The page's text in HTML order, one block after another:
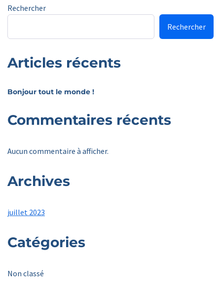
Rechercher
Rechercher
Articles récents
Bonjour tout le monde !
Commentaires récents
Aucun commentaire à afficher.
Archives
juillet 2023
Catégories
Non classé